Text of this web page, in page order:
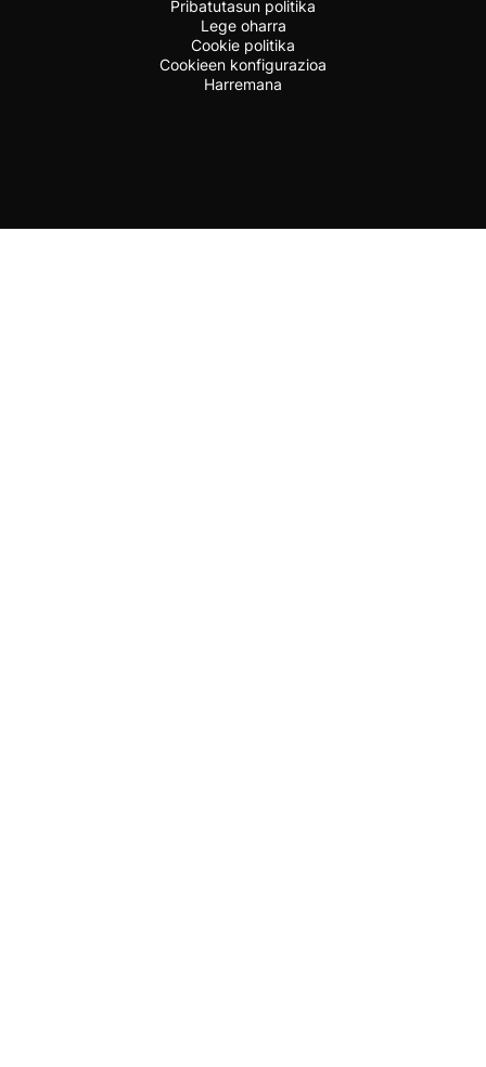
Pribatutasun politika
Lege oharra
Cookie politika
Cookieen konfigurazioa
Harremana